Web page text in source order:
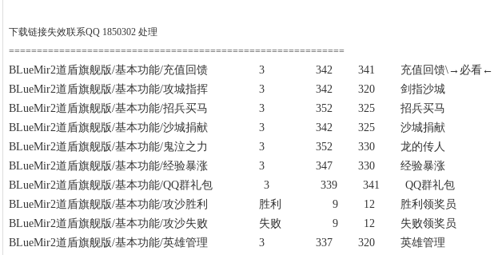
下载链接失效联系QQ 1850302 处理
============================================================
BLueMir2道盾旗舰版/基本功能/充值回馈 3 342 341 充值回馈\→必看←
BLueMir2道盾旗舰版/基本功能/攻城指挥 3 342 320 剑指沙城
BLueMir2道盾旗舰版/基本功能/招兵买马 3 352 325 招兵买马
BLueMir2道盾旗舰版/基本功能/沙城捐献 3 342 325 沙城捐献
BLueMir2道盾旗舰版/基本功能/鬼泣之力 3 352 330 龙的传人
BLueMir2道盾旗舰版/基本功能/经验暴涨 3 347 330 经验暴涨
BLueMir2道盾旗舰版/基本功能/QQ群礼包 3 339 341 QQ群礼包
BLueMir2道盾旗舰版/基本功能/攻沙胜利 胜利 9 12 胜利领奖员
BLueMir2道盾旗舰版/基本功能/攻沙失败 失败 9 12 失败领奖员
BLueMir2道盾旗舰版/基本功能/英雄管理 3 337 320 英雄管理